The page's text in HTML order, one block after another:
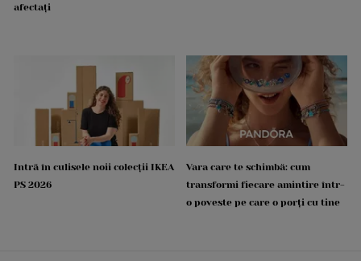
afectați
Intră în culisele noii colecții IKEA
PS 2026
Vara care te schimbă: cum
transformi fiecare amintire într-
o poveste pe care o porți cu tine